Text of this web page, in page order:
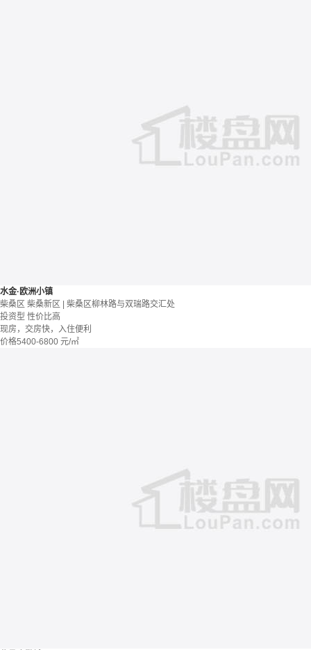
水金·欧洲小镇
柴桑区 柴桑新区 | 柴桑区柳林路与双瑞路交汇处
投资型 性价比高
现房，交房快，入住便利
价格5400-6800 元/㎡